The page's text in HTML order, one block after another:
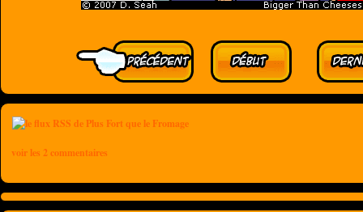
voir les 2 commentaires